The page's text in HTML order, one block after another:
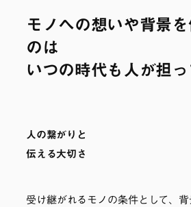
モノへの想いや背景を
のは
いつの時代も人が担っ
人の繋がりと
伝える大切さ
受け継がれるモノの条件として、